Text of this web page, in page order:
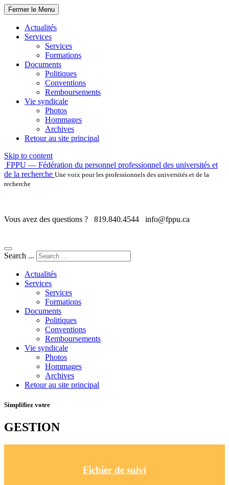
Fermer le Menu
Actualités
Services
Services
Formations
Documents
Politiques
Conventions
Remboursements
Vie syndicale
Photos
Hommages
Archives
Retour au site principal
Skip to content
FPPU — Fédération du personnel professionnel des universités et
de la recherche Une voix pour les professionnels des universités et de la
recherche
Vous avez des questions ? 819.840.4544 info@fppu.ca
Search ...
Actualités
Services
Services
Formations
Documents
Politiques
Conventions
Remboursements
Vie syndicale
Photos
Hommages
Archives
Retour au site principal
Simplifiez votre
GESTION
Fichier de suivi